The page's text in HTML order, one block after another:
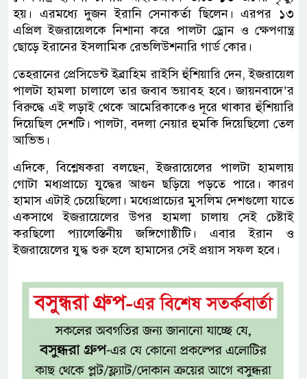
হয়। এরমধ্যে দুজন ইরানি সেনাকর্তা ছিলেন। এরপর ১৩
এপ্রিল ইজরায়েলকে নিশানা করে পালটা ড্রোন ও ক্ষেপণান্ত্র
ছোড়ে ইরানের ইসলামিক রেভলিউশনারি গার্ড কোর।
তেহরানের প্রেসিডেন্ট ইব্রাহিম রাইসি হুঁশিয়ারি দেন, ইজরায়েল
পালটা হামলা চালালে তার জবাব ভয়াবহ হবে। জায়নবাদে’র
বিরুদ্ধে এই লড়াই থেকে আমেরিকাকেও দূরে থাকার হুঁশিয়ারি
দিয়েছিল দেশটি। পালটা, বদলা নেয়ার হুমকি দিয়েছিলো তেল
আভিভ।
এদিকে, বিশ্লেষকরা বলছেন, ইজরায়েলের পালটা হামলায়
গোটা মধ্যপ্রাচ্যে যুদ্ধের আগুন ছড়িয়ে পড়তে পারে। কারণ
হামাস এটাই চেয়েছিলো। মধ্যেপ্রাচ্যের মুসলিম দেশগুলো যাতে
একসাথে ইজরায়েলের উপর হামলা চালায় সেই চেষ্টাই
করছিলো প্যালেস্তিনীয় জঙ্গিগোষ্ঠীটি। এবার ইরান ও
ইজরায়েলের যুদ্ধ শুরু হলে হামাসের সেই প্রয়াস সফল হবে।